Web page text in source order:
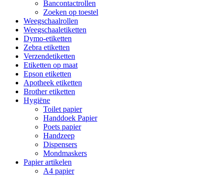
Bancontactrollen
Zoeken op toestel
Weegschaalrollen
Weegschaaletiketten
Dymo-etiketten
Zebra etiketten
Verzendetiketten
Etiketten op maat
Epson etiketten
Apotheek etiketten
Brother etiketten
Hygiëne
Toilet papier
Handdoek Papier
Poets papier
Handzeep
Dispensers
Mondmaskers
Papier artikelen
A4 papier